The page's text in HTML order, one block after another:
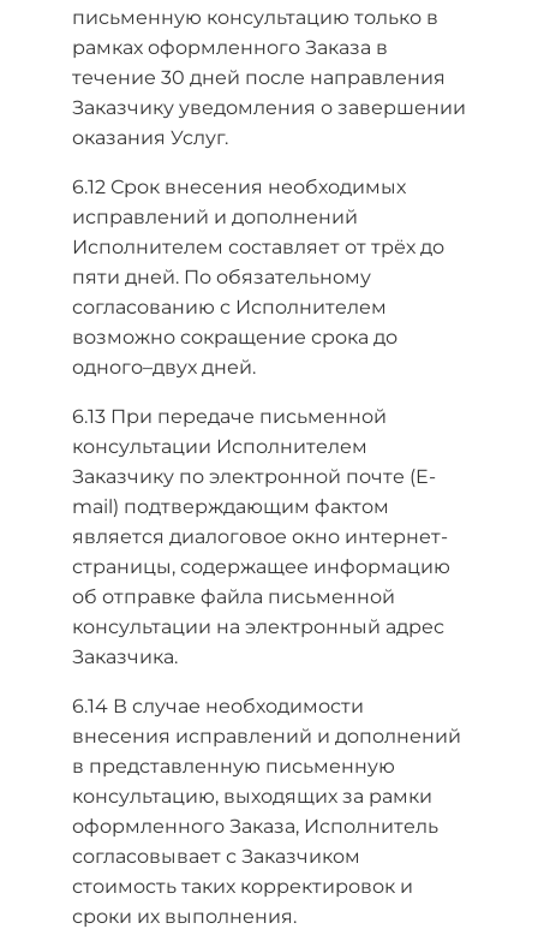
письменную консультацию только в
рамках оформленного Заказа в
течение 30 дней после направления
Заказчику уведомления о завершении
оказания Услуг.
6.12 Срок внесения необходимых
исправлений и дополнений
Исполнителем составляет от трёх до
пяти дней. По обязательному
согласованию с Исполнителем
возможно сокращение срока до
одного–двух дней.
6.13 При передаче письменной
консультации Исполнителем
Заказчику по электронной почте (E-
mail) подтверждающим фактом
является диалоговое окно интернет-
страницы, содержащее информацию
об отправке файла письменной
консультации на электронный адрес
Заказчика.
6.14 В случае необходимости
внесения исправлений и дополнений
в представленную письменную
консультацию, выходящих за рамки
оформленного Заказа, Исполнитель
согласовывает с Заказчиком
стоимость таких корректировок и
сроки их выполнения.